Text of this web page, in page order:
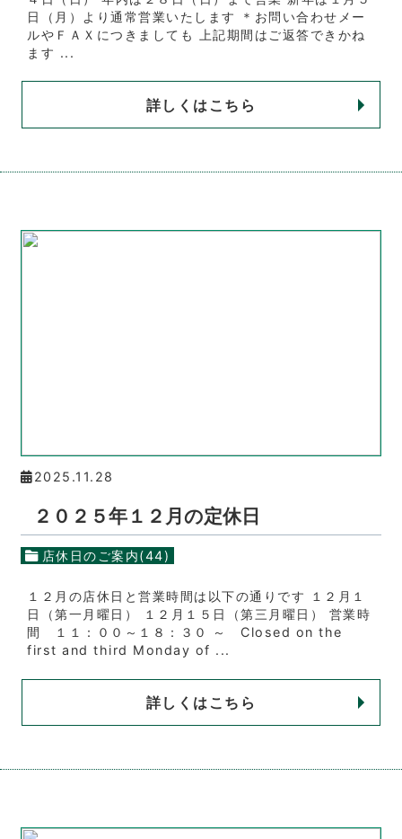
日（月）より通常営業いたします ＊お問い合わせメー
ルやＦＡＸにつきましても 上記期間はご返答できかね
ます ...
詳しくはこちら
2025.11.28
２０２５年１２月の定休日
店休日のご案内(44)
１２月の店休日と営業時間は以下の通りです １２月１
日（第一月曜日） １２月１５日（第三月曜日） 営業時
間 １１：００～１８：３０ ～ Closed on the
first and third Monday of ...
詳しくはこちら